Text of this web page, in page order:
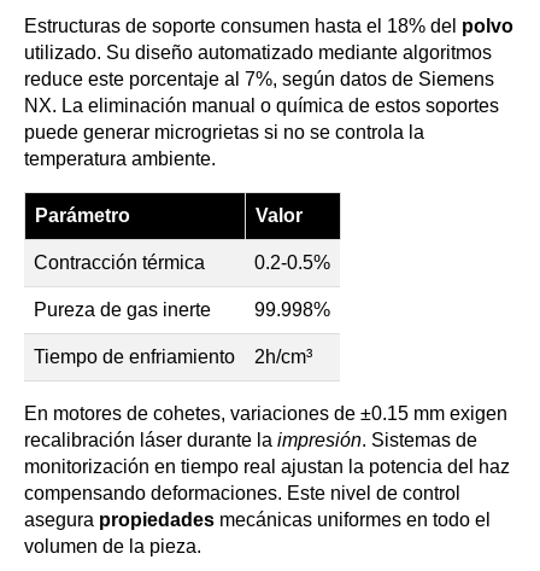
Estructuras de soporte consumen hasta el 18% del polvo
utilizado. Su diseño automatizado mediante algoritmos
reduce este porcentaje al 7%, según datos de Siemens
NX. La eliminación manual o química de estos soportes
puede generar microgrietas si no se controla la
temperatura ambiente.
Parámetro Valor
Contracción térmica 0.2-0.5%
Pureza de gas inerte 99.998%
Tiempo de enfriamiento 2h/cm³
En motores de cohetes, variaciones de ±0.15 mm exigen
recalibración láser durante la impresión. Sistemas de
monitorización en tiempo real ajustan la potencia del haz
compensando deformaciones. Este nivel de control
asegura propiedades mecánicas uniformes en todo el
volumen de la pieza.